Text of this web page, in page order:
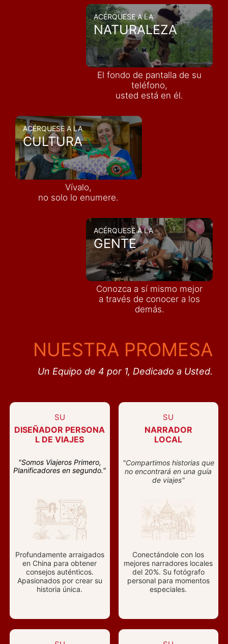
ACÉRQUESE A LA
NATURALEZA
El fondo de pantalla de su
teléfono,
usted está en él.
ACÉRQUESE A LA
CULTURA
Vívalo,
no solo lo enumere.
ACÉRQUESE A LA
GENTE
Conozca a sí mismo mejor
a través de conocer a los
demás.
NUESTRA PROMESA
Un Equipo de 4 por 1, Dedicado a Usted.
SU
DISEÑADOR PERSONA
L DE VIAJES
"Somos Viajeros Primero,
Planificadores en segundo."
Profundamente arraigados
en China para obtener
consejos auténticos.
Apasionados por crear su
historia única.
SU
NARRADOR
LOCAL
"Compartimos historias que
no encontrará en una guía
de viajes"
Conectándole con los
mejores narradores locales
del 20%. Su fotógrafo
personal para momentos
especiales.